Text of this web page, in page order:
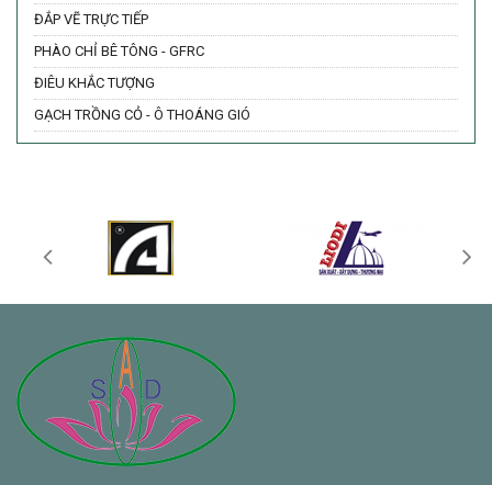
NĂM 2021
10/09/2021
ĐẮP VẼ TRỰC TIẾP
PHÀO CHỈ BÊ TÔNG - GFRC
ĐIÊU KHẮC TƯỢNG
GẠCH TRỒNG CỎ - Ô THOÁNG GIÓ